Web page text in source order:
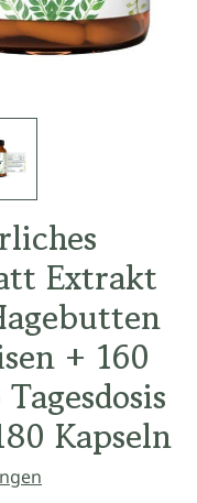
Extrakt
+ 160
Kapseln